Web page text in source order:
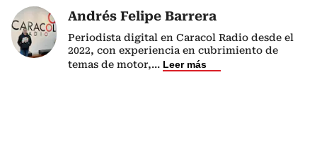
Andrés Felipe Barrera
Periodista digital en Caracol Radio desde el
2022, con experiencia en cubrimiento de
temas de motor,... Leer más